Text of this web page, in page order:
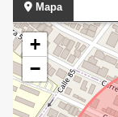
Mapa
+
−